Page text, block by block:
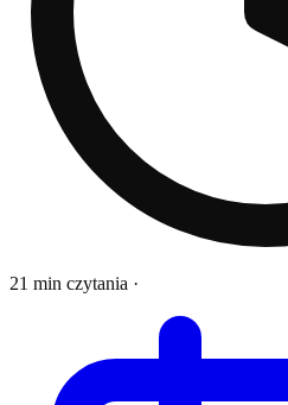
21 min czytania ·